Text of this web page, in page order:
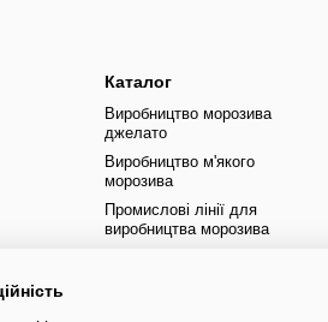
Каталог
Виробництво морозива
джелато
Виробництво м'якого
морозива
Промислові лінії для
виробництва морозива